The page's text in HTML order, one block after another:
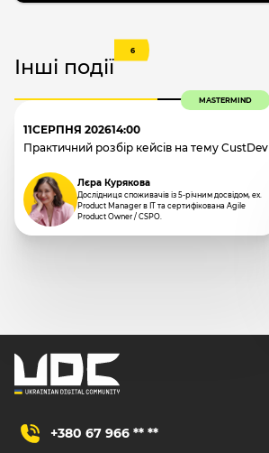
Інші події
6
MASTERMIND
11СЕРПНЯ 202614:00
Практичний розбір кейсів на тему CustDev
Лєра Курякова
Дослідниця споживачів із 5-річним досвідом, ex.
Product Manager в IT та сертифікована Agile
Product Owner / CSPO.
+380 67 966 ** **